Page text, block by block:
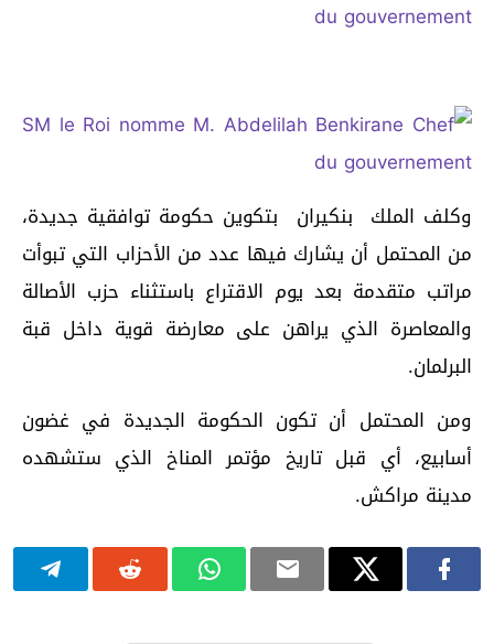
وكلف الملك بنكيران بتكوين حكومة توافقية جديدة،
من المحتمل أن يشارك فيها عدد من الأحزاب التي تبوأت
مراتب متقدمة بعد يوم الاقتراع باستثناء حزب الأصالة
والمعاصرة الذي يراهن على معارضة قوية داخل قبة
البرلمان.
ومن المحتمل أن تكون الحكومة الجديدة في غضون
أسابيع، أي قبل تاريخ مؤتمر المناخ الذي ستشهده
مدينة مراكش.